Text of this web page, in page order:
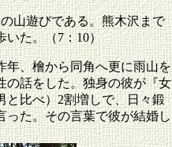
山遊びである。熊木沢まで
いた。（7：10）
年、檜から同角へ更に雨山を
の話をした。独身の彼が『女
と比べ）2割増しで、日々鍛
った。その言葉で彼が結婚し